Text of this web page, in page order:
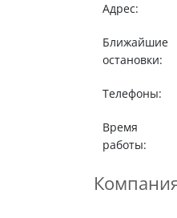
Адрес:
Ближайшие
остановки:
Телефоны:
Время
работы: